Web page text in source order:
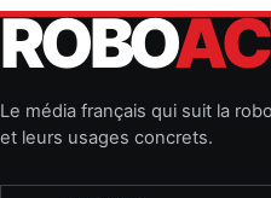
ROBO
Le média français qui suit la
et leurs usages concrets.